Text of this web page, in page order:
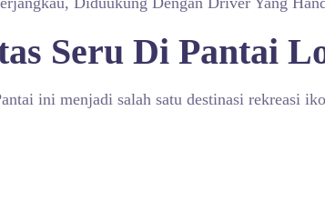
Seru Di Pantai
ini menjadi salah satu destinasi rekreasi